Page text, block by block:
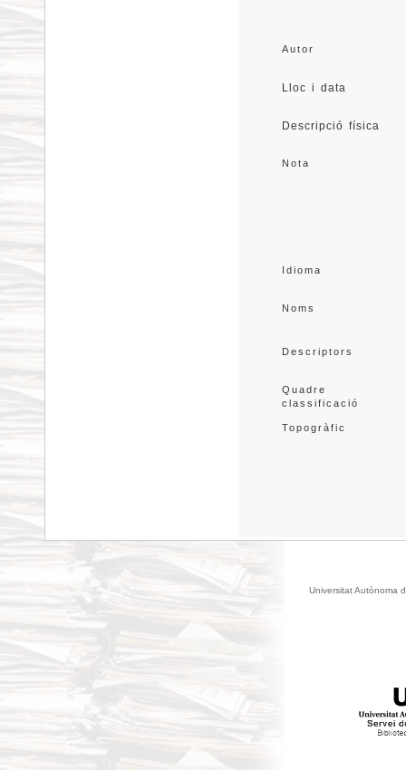
Autor
Lloc i data
Descripció física
Nota
Idioma
Noms
Descriptors
Quadre
classificació
Topogràfic
Universitat Autònoma